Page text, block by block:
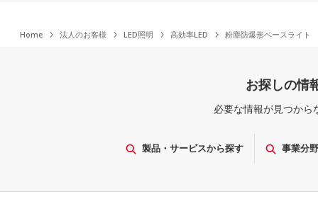
Home 法人のお客様 LED照明 高効率LED 粉塵防爆形ベースライト
お探しの情
必要な情報が見つから
製品・サービスから探す 事業分